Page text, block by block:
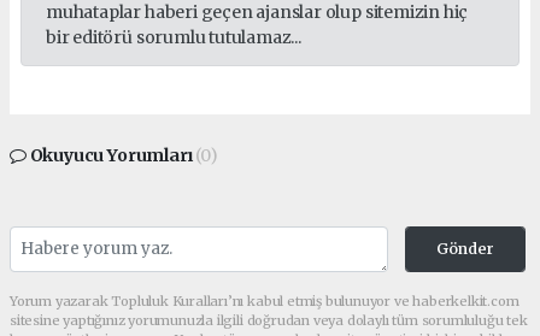
muhataplar haberi geçen ajanslar olup sitemizin hiç
bir editörü sorumlu tutulamaz...
Okuyucu Yorumları(0)
Gönder
Yorum yazarak Topluluk Kuralları’nı kabul etmiş bulunuyor ve haberkelkit.com
sitesine yaptığınız yorumunuzla ilgili doğrudan veya dolaylı tüm sorumluluğu tek